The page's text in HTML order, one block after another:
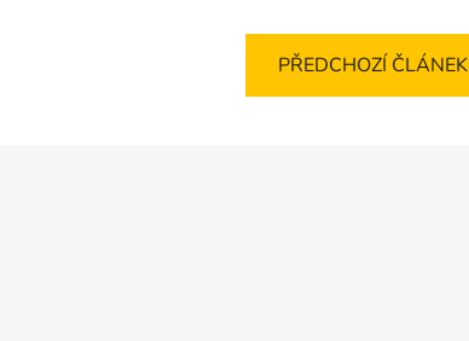
PŘEDCHOZÍ ČLÁNEK